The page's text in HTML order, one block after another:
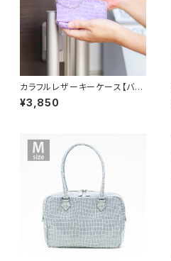
カラフルレザーキーケース【バイ
オレット】
¥3,850